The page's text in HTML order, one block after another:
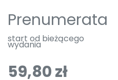
Prenumerata
start od bieżącego
wydania
59,80 zł